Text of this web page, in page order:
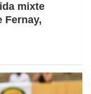
mixte
Fernay,